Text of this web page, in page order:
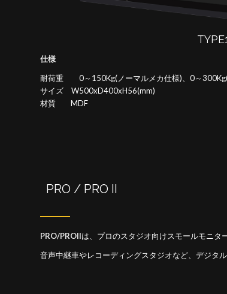
仕様
耐荷重 0～150Kg(ノーマルメカ仕様)、0～300Kg(
サイズ W500xD400xH56(mm)
材質 MDF
PRO / PRO II
PRO/PROIIは、プロのスタジオ向けスモールモニタ
音声中継車やレコーディングスタジオなど、デジタ